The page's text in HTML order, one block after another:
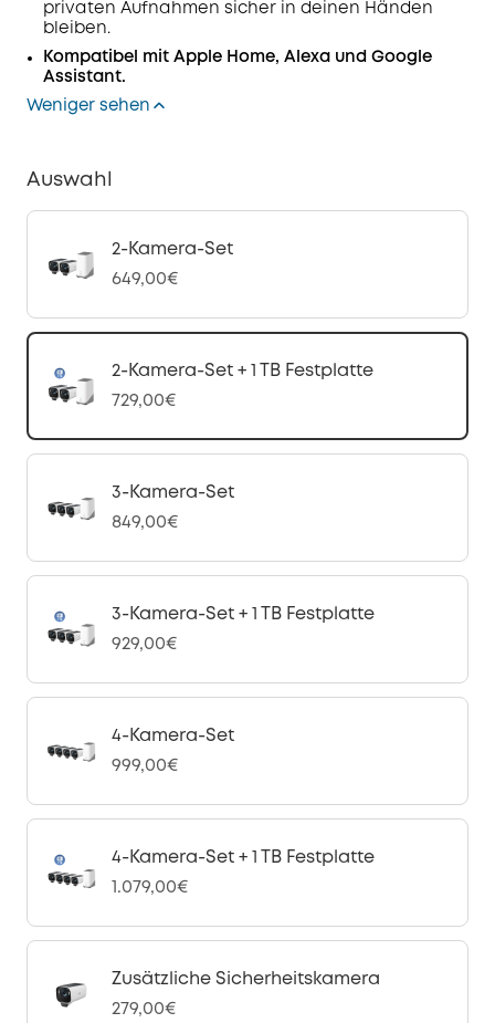
privaten Aufnahmen sicher in deinen Händen
bleiben.
Kompatibel mit Apple Home, Alexa und Google
Assistant.
Weniger sehen
Auswahl
2-Kamera-Set
649,00€
2-Kamera-Set + 1 TB Festplatte
729,00€
3-Kamera-Set
849,00€
3-Kamera-Set + 1 TB Festplatte
929,00€
4-Kamera-Set
999,00€
4-Kamera-Set + 1 TB Festplatte
1.079,00€
Zusätzliche Sicherheitskamera
279,00€